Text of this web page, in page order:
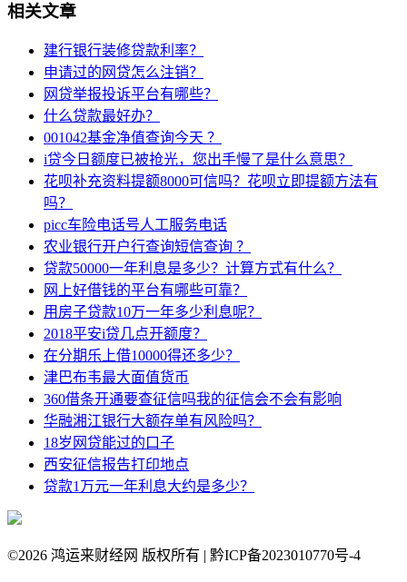
相关文章
建行银行装修贷款利率？
申请过的网贷怎么注销？
网贷举报投诉平台有哪些？
什么贷款最好办？
001042基金净值查询今天 ？
i贷今日额度已被抢光，您出手慢了是什么意思？
花呗补充资料提额8000可信吗？花呗立即提额方法有
吗？
picc车险电话号人工服务电话
农业银行开户行查询短信查询 ？
贷款50000一年利息是多少？计算方式有什么？
网上好借钱的平台有哪些可靠？
用房子贷款10万一年多少利息呢？
2018平安i贷几点开额度？
在分期乐上借10000得还多少？
津巴布韦最大面值货币
360借条开通要查征信吗我的征信会不会有影响
华融湘江银行大额存单有风险吗？
18岁网贷能过的口子
西安征信报告打印地点
贷款1万元一年利息大约是多少？
©2026 鸿运来财经网 版权所有 | 黔ICP备2023010770号-4